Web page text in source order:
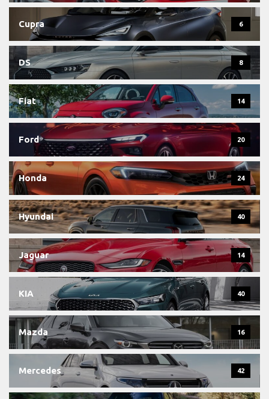
Cupra 6
DS 8
Fiat 14
Ford 20
Honda 24
Hyundai 40
Jaguar 14
KIA 40
Mazda 16
Mercedes 42